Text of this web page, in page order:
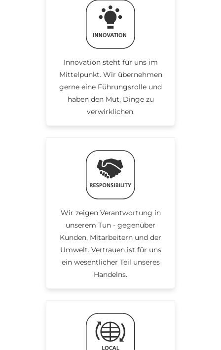
Innovation steht für uns im
Mittelpunkt. Wir übernehmen
gerne eine Führungsrolle und
haben den Mut, Dinge zu
verwirklichen.
Wir zeigen Verantwortung in
unserem Tun - gegenüber
Kunden, Mitarbeitern und der
Umwelt. Vertrauen ist für uns
ein wesentlicher Teil unseres
Handelns.